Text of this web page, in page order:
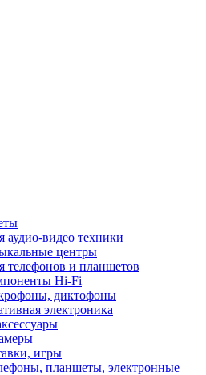
аудио-видео техники
центры
телефонов и планшетов
Hi-Fi
диктофоны
электроника
игры
планшеты, электронные